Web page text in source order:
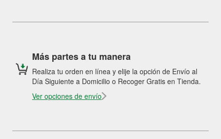
Más partes a tu manera
Realiza tu orden en línea y elije la opción de Envío al
Día Siguiente a Domicilio o Recoger Gratis en Tienda.
Ver opciones de envío